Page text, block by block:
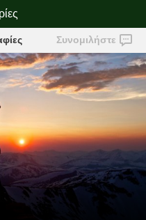
Συνομιλήστε